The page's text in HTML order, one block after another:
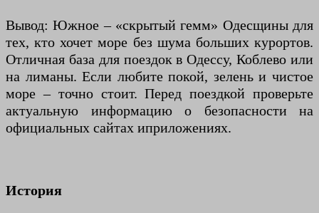
Вывод: Южное – «скрытый гемм» Одесщины для
тех, кто хочет море без шума больших курортов.
Отличная база для поездок в Одессу, Коблево или
на лиманы. Если любите покой, зелень и чистое
море – точно стоит. Перед поездкой проверьте
актуальную информацию о безопасности на
официальных сайтах и ​​приложениях.
История